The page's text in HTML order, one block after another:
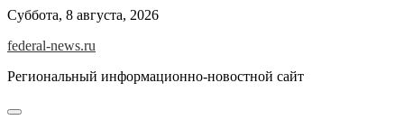
Skip
content
Суббота, 8 августа, 2026
federal-news.ru
Региональный информационно-новостной сайт